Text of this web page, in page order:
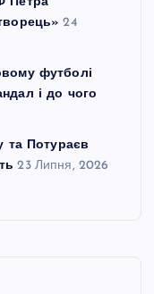
Петра
24
футболі
і до чого
та Потураєв
23 Липня, 2026